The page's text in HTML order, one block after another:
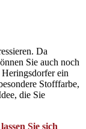
Da
Sie auch noch
ein
Stofffarbe,
die Sie
lassen Sie sich